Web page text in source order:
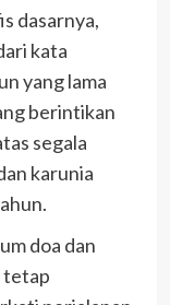
dasarnya,
kata
yang lama
berintikan
segala
karunia
doa dan
tetap